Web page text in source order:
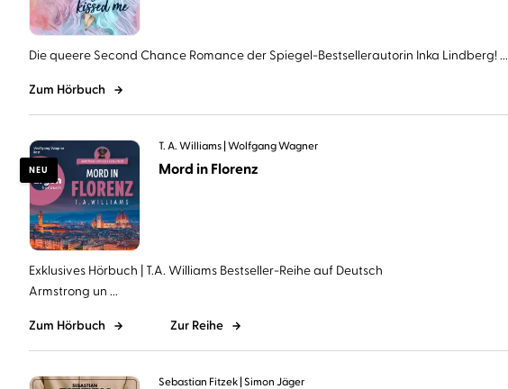
Die queere Second Chance Romance der Spiegel-Bestsellerautorin Inka Lindberg! ...
Zum Hörbuch
NEU
T. A. Williams Wolfgang Wagner
Mord in Florenz
Exklusives Hörbuch | T.A. Williams Bestseller-Reihe auf Deutsch
Armstrong un ...
Zum Hörbuch Zur Reihe
Sebastian Fitzek Simon Jäger